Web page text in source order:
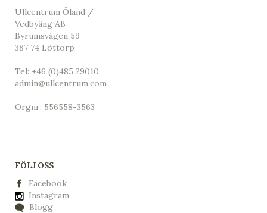
Ullcentrum Öland /
Vedbyäng AB
Byrumsvägen 59
387 74 Löttorp
Tel: +46 (0)485 29010
admin@ullcentrum.com
Orgnr: 556558-3563
FÖLJ OSS
Facebook
Instagram
Blogg